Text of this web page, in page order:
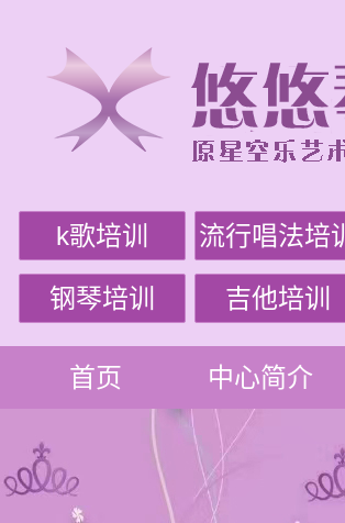
k歌培训 流行唱法培训
钢琴培训 吉他培训
首页 中心简介